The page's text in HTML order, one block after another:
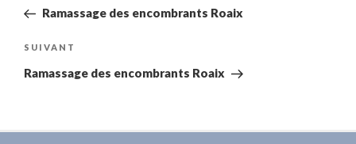
l’article
précédent
Ramassage des encombrants Roaix
Article
suivant
SUIVANT
Ramassage des encombrants Roaix